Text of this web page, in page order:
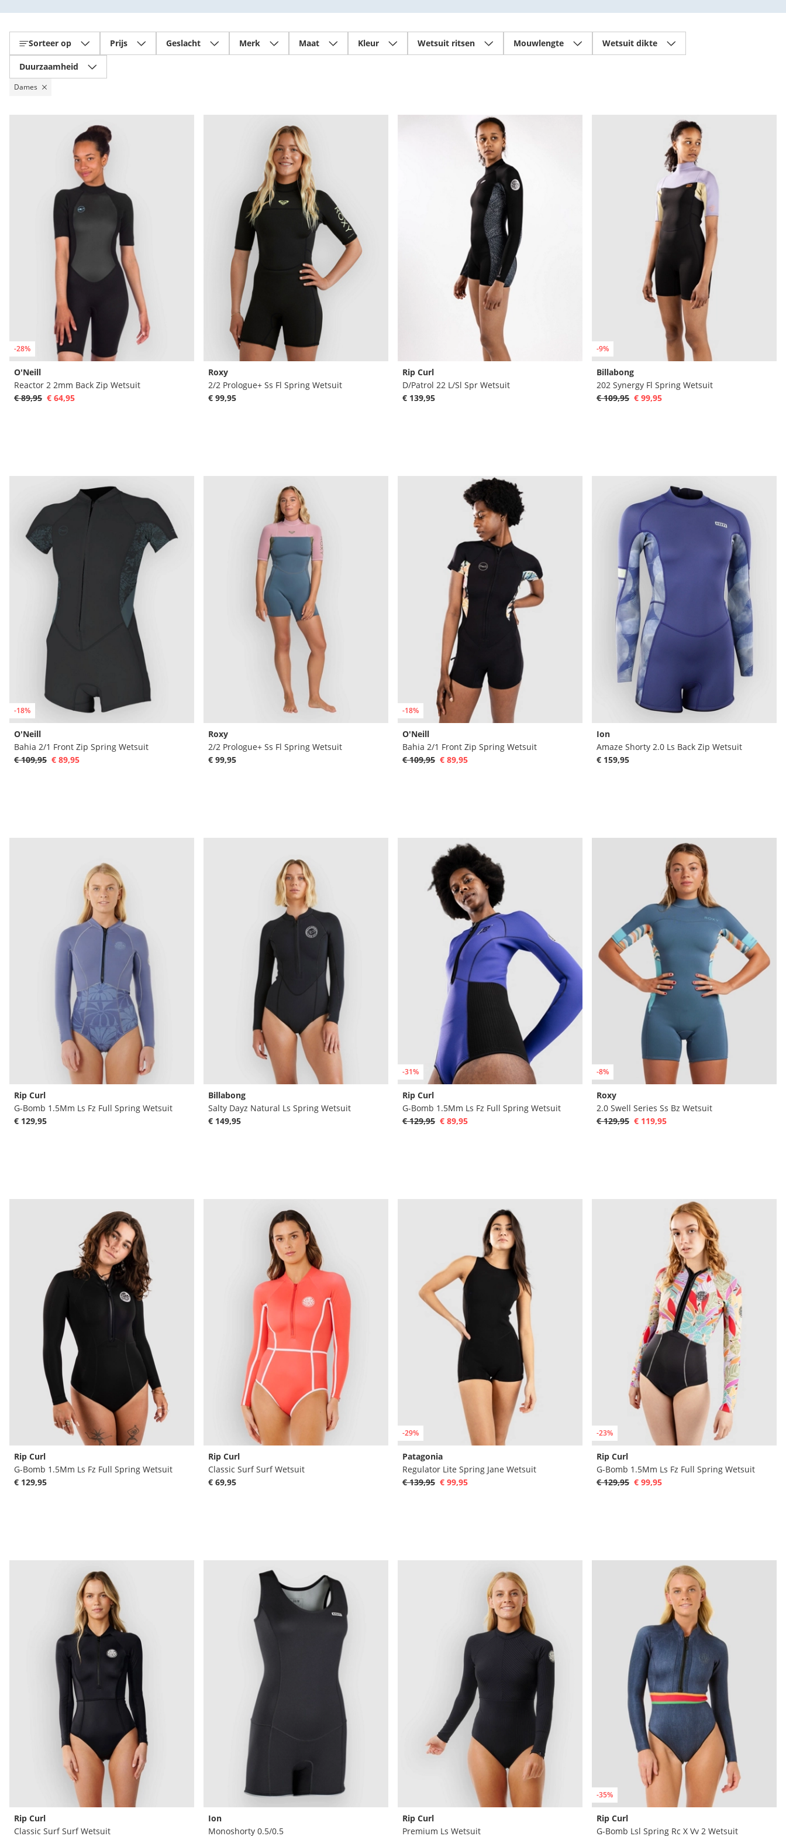
Sorteer op Prijs Geslacht Merk Maat Kleur Wetsuit ritsen Mouwlengte Wetsuit dikte
Duurzaamheid
Dames
-28%
O'Neill
Reactor 2 2mm Back Zip Wetsuit
€ 89,95 € 64,95
Roxy
2/2 Prologue+ Ss Fl Spring Wetsuit
€ 99,95
Rip Curl
D/Patrol 22 L/Sl Spr Wetsuit
€ 139,95
-9%
Billabong
202 Synergy Fl Spring Wetsuit
€ 109,95 € 99,95
-18%
O'Neill
Bahia 2/1 Front Zip Spring Wetsuit
€ 109,95 € 89,95
Roxy
2/2 Prologue+ Ss Fl Spring Wetsuit
€ 99,95
-18%
O'Neill
Bahia 2/1 Front Zip Spring Wetsuit
€ 109,95 € 89,95
Ion
Amaze Shorty 2.0 Ls Back Zip Wetsuit
€ 159,95
Rip Curl
G-Bomb 1.5Mm Ls Fz Full Spring Wetsuit
€ 129,95
Billabong
Salty Dayz Natural Ls Spring Wetsuit
€ 149,95
-31%
Rip Curl
G-Bomb 1.5Mm Ls Fz Full Spring Wetsuit
€ 129,95 € 89,95
-8%
Roxy
2.0 Swell Series Ss Bz Wetsuit
€ 129,95 € 119,95
Rip Curl
G-Bomb 1.5Mm Ls Fz Full Spring Wetsuit
€ 129,95
Rip Curl
Classic Surf Surf Wetsuit
€ 69,95
-29%
Patagonia
Regulator Lite Spring Jane Wetsuit
€ 139,95 € 99,95
-23%
Rip Curl
G-Bomb 1.5Mm Ls Fz Full Spring Wetsuit
€ 129,95 € 99,95
Rip Curl
Classic Surf Surf Wetsuit
Ion
Monoshorty 0.5/0.5
Rip Curl
Premium Ls Wetsuit
-35%
Rip Curl
G-Bomb Lsl Spring Rc X Vv 2 Wetsuit